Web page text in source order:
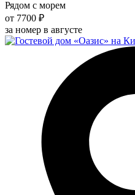
Рядом с морем
от 7700 ₽
за номер в августе